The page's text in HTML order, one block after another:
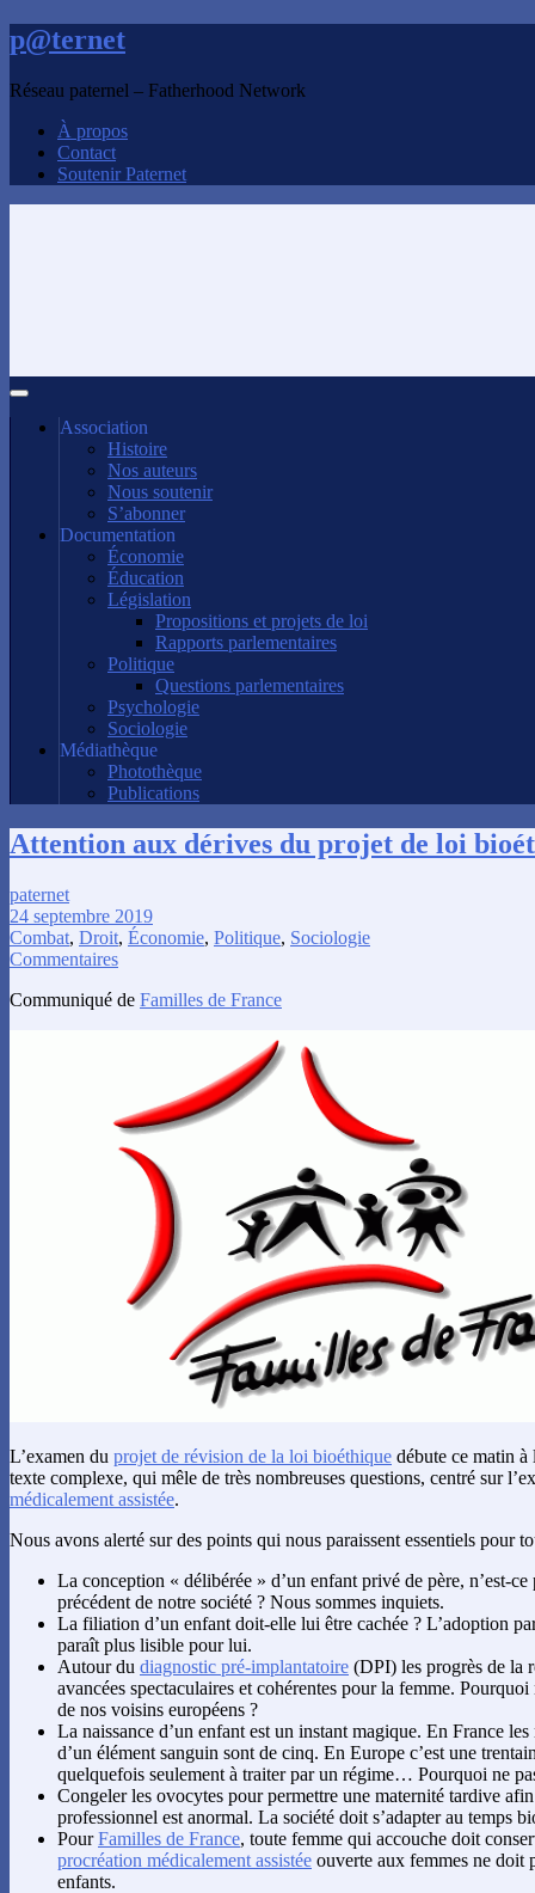
p@ternet
Réseau paternel – Fatherhood Network
À propos
Contact
Soutenir Paternet
Association
Histoire
Nos auteurs
Nous soutenir
S’abonner
Documentation
Économie
Éducation
Législation
Propositions et projets de loi
Rapports parlementaires
Politique
Questions parlementaires
Psychologie
Sociologie
Médiathèque
Photothèque
Publications
Attention aux dérives du projet de loi
paternet
24 septembre 2019
Combat, Droit, Économie, Politique, Sociologie
Commentaires
Communiqué de Familles de France
L’examen du projet de révision de la loi bioéthique débute ce matin à
texte complexe, qui mêle de très nombreuses questions, centré sur
médicalement assistée.
Nous avons alerté sur des points qui nous paraissent essentiels pour
La conception « délibérée » d’un enfant privé de père, n’est-
précédent de notre société ? Nous sommes inquiets.
La filiation d’un enfant doit-elle lui être cachée ? L’adoption
paraît plus lisible pour lui.
Autour du diagnostic pré-implantatoire (DPI) les progrès de la
avancées spectaculaires et cohérentes pour la femme. Pourquoi
de nos voisins européens ?
La naissance d’un enfant est un instant magique. En France
d’un élément sanguin sont de cinq. En Europe c’est une
quelquefois seulement à traiter par un régime… Pourquoi ne
Congeler les ovocytes pour permettre une maternité tardive
professionnel est anormal. La société doit s’adapter au temps
PourFamilles de France, toute femme qui accouche doit
procréation médicalement assistée ouverte aux femmes ne doit
enfants.